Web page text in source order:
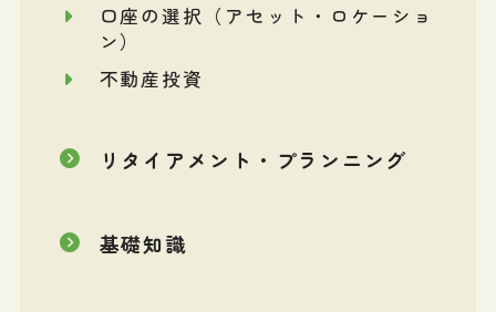
口座の選択（アセット・ロケーショ
ン）
不動産投資
リタイアメント・プランニング
基礎知識